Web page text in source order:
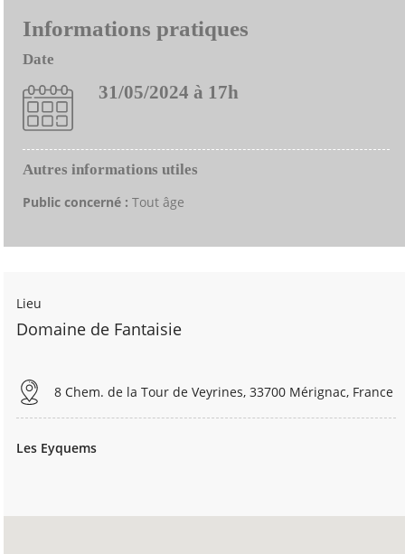
Informations pratiques
Date
31/05/2024 à 17h
Autres informations utiles
Public concerné : Tout âge
Lieu
Domaine de Fantaisie
8 Chem. de la Tour de Veyrines, 33700 Mérignac, France
Les Eyquems